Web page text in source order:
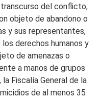
del conflicto,
objeto de abandono o
y sus representantes,
derechos humanos y
de amenazas o
a manos de grupos
Fiscalía General de la
de al menos 35